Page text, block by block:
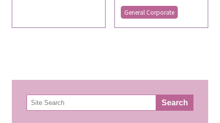
General Corporate
検
索 Search